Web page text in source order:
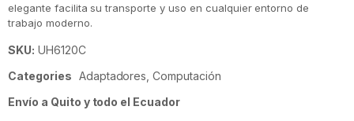
elegante facilita su transporte y uso en cualquier entorno de
trabajo moderno.
SKU: UH6120C
Categories Adaptadores ,Computación
Envío a Quito y todo el Ecuador